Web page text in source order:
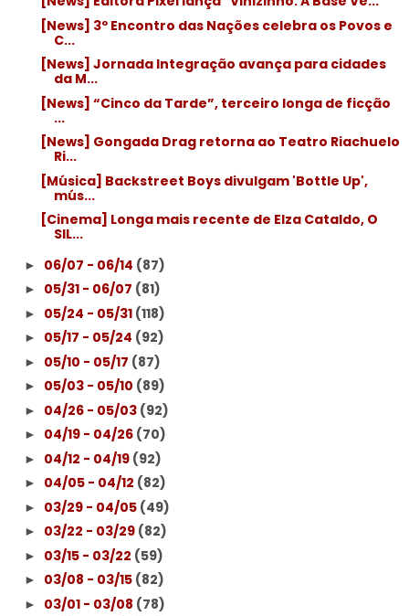
[News] 3º Encontro das Nações celebra os Povos e
C...
[News] Jornada Integração avança para cidades
da M...
[News] “Cinco da Tarde”, terceiro longa de ficção
...
[News] Gongada Drag retorna ao Teatro Riachuelo
Ri...
[Música] Backstreet Boys divulgam 'Bottle Up',
mús...
[Cinema] Longa mais recente de Elza Cataldo, O
SIL...
► 06/07 - 06/14 (87)
► 05/31 - 06/07 (81)
► 05/24 - 05/31 (118)
► 05/17 - 05/24 (92)
► 05/10 - 05/17 (87)
► 05/03 - 05/10 (89)
► 04/26 - 05/03 (92)
► 04/19 - 04/26 (70)
► 04/12 - 04/19 (92)
► 04/05 - 04/12 (82)
► 03/29 - 04/05 (49)
► 03/22 - 03/29 (82)
► 03/15 - 03/22 (59)
► 03/08 - 03/15 (82)
► 03/01 - 03/08 (78)